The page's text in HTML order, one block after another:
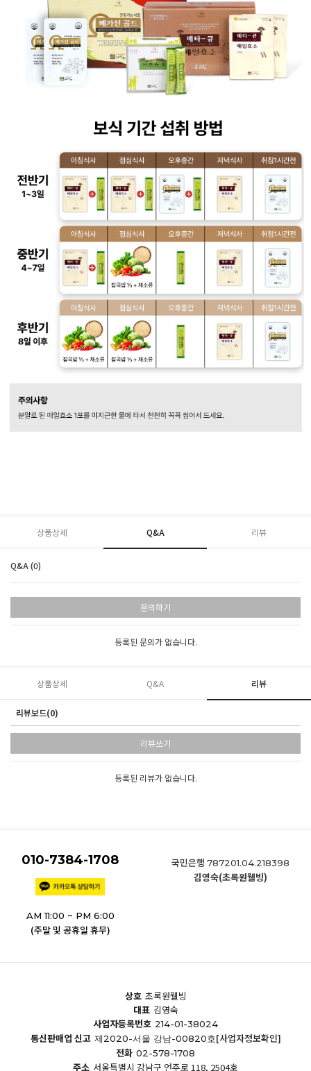
상품상세 Q&A 리뷰
Q&A (0)
문의하기
등록된 문의가 없습니다.
상품상세 Q&A 리뷰
리뷰보드(0)
리뷰쓰기
등록된 리뷰가 없습니다.
010-7384-1708
AM 11:00 ~ PM 6:00
(주말 및 공휴일 휴무)
국민은행 787201.04.218398
김영숙(초록원웰빙)
상호 초록원웰빙
대표 김영숙
사업자등록번호 214-01-38024
통신판매업 신고 제2020-서울 강남-00820호[사업자정보확인]
전화 02-578-1708
주소 서울특별시 강남구 언주로 118, 2504호